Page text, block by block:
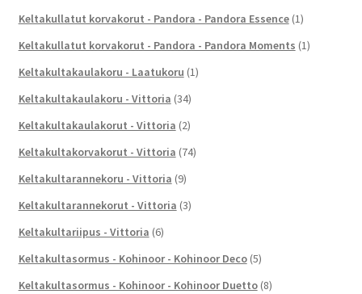
Keltakullatut korvakorut - Pandora - Pandora Essence (1)
Keltakullatut korvakorut - Pandora - Pandora Moments (1)
Keltakultakaulakoru - Laatukoru (1)
Keltakultakaulakoru - Vittoria (34)
Keltakultakaulakorut - Vittoria (2)
Keltakultakorvakorut - Vittoria (74)
Keltakultarannekoru - Vittoria (9)
Keltakultarannekorut - Vittoria (3)
Keltakultariipus - Vittoria (6)
Keltakultasormus - Kohinoor - Kohinoor Deco (5)
Keltakultasormus - Kohinoor - Kohinoor Duetto (8)